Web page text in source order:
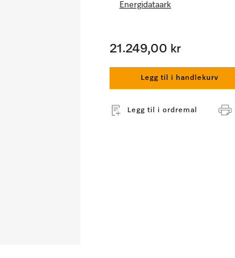
Energidataark
21.249,00 kr
Legg til i handlekurv
Legg til i ordremal